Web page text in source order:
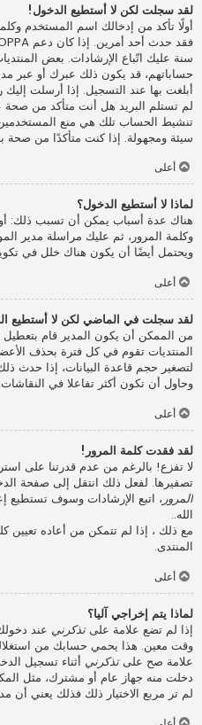
لقد سجلت لكن لا أستطيع الدخول!
أولًا تأكد من إدخالك اسم المستخدم
سنة عليك اتّباع الإرشادات. بعض
حساباتهم، قد يكون ذلك عبرك أو عبر
أبلغت بها عند التسجيل. إذا أرسلت إليك
لم تستلم البريد هل أنت متأكد من
تنشيط الحساب تلك هي منع المستخدمين
سيئة ومجهولة. إذا كنت متأكدًا من صحة
أعلى
لماذا لا أستطيع الدخول؟
هناك عدة أسباب يمكن أن تسبب ذلك:
وكلمة المرور، ثم عليك مراسلة مدير
ويحتمل أيضًا أن يكون هناك خلل في
أعلى
لقد سجلت في الماضي لكن لا أستطيع
من الممكن أن يكون المدير قام
المنتديات تقوم في كل فترة بحذف
لتصغير حجم قاعدة البيانات، إذا حدث
وحاول أن تكون أكثر تفاعلا في النقاشات.
أعلى
لقد فقدت كلمة المرور!
لا تفزع! بالرغم من عدم قدرتنا على
تصفيرها. لفعل ذلك انتقل إلى صفحة
المرور ، اتبع الإرشادات وسوف
الله..
مع ذلك ، إذا لم تتمكن من أعاده تعيين
المنتدى.
أعلى
لماذا يتم إخراجي آليا؟
إذا لم تضع علامة علىتذكرني عند
وقت معين. هذا يحمي حسابك من
علامة صح علىتذكرني أثناء تسجيل
دخلت منه جهاز عام أو مشترك، مثل
لم تر مربع الاختيار ذلك فذلك يعني أن